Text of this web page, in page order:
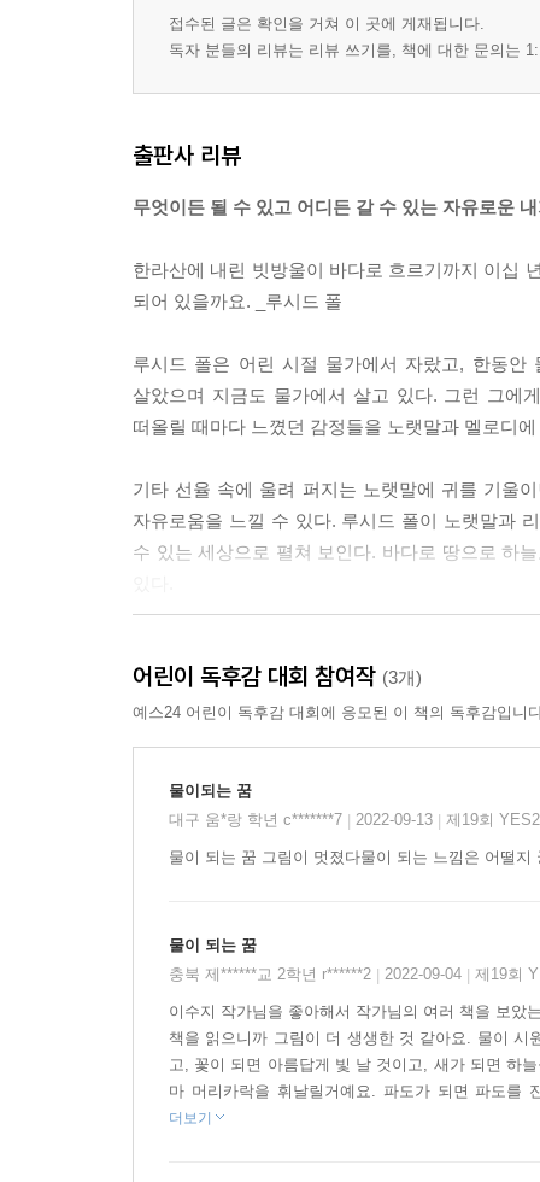
접수된 글은 확인을 거쳐 이 곳에 게재됩니다.
독자 분들의 리뷰는 리뷰 쓰기를, 책에 대한 문의는
출판사 리뷰
무엇이든 될 수 있고 어디든 갈 수 있는 자유로운
한라산에 내린 빗방울이 바다로 흐르기까지 이십
되어 있을까요. _루시드 폴
루시드 폴은 어린 시절 물가에서 자랐고, 한동
살았으며 지금도 물가에서 살고 있다. 그런 그에
떠올릴 때마다 느꼈던 감정들을 노랫말과 멜로디
기타 선율 속에 울려 퍼지는 노랫말에 귀를 기울
자유로움을 느낄 수 있다. 루시드 폴이 노랫말과
수 있는 세상으로 펼쳐 보인다. 바다로 땅으로 하
유연하고 자유로운 물속에서 더 가볍고 기쁜 너를
찾아 방문하여 보고 느낀 것들을 바탕으로 그림을
첫 장면에서 보조 장비를 찬 한 아이가 수영장에
첨벙첨벙 뛰어다닌다. 새가 되어 하늘을 날아오
모래가 되는 꿈 / 물이 되는 꿈”에 이르면 가장 편
보조 장비를 차지 않은 채 편안한 표정의 얼굴이다.
작가는 물의 이미지를 확실하게 보여주고 그림
마지막 장면에는 검은색과 드로잉을 이용해 아
어린이 독후감 대회 참여작 (3개)
예스24 어린이 독후감 대회에 응모된 이 책의 독후감입니
물이되는 꿈
대구 움*랑 학년 c*******7
2022-09-13 제19회
물이 되는 꿈 그림이 멋졌다물이 되는 느낌은 어떨
물이 되는 꿈
충북 제******교 2학년 r******2
2022-09-04 제19회
이수지 작가님을 좋아해서 작가님의 여러 책을 보았
책을 읽으니까 그림이 더 생생한 것 같아요. 물이
고, 꽃이 되면 아름답게 빛 날 것이고, 새가 되면 하
마 머리카락을 휘날릴거예요. 파도가 되면 파도를
더보기